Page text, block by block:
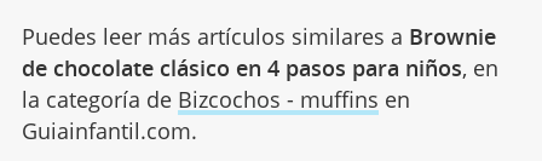
Puedes leer más artículos similares a Brownie
de chocolate clásico en 4 pasos para niños, en
la categoría de Bizcochos - muffins en
Guiainfantil.com.